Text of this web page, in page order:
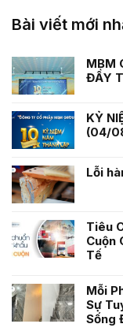
Bài viết mới
MBM
ĐẦY
KỶ
(04/
Lỗi
Tiêu
Cuộn
Tế
Mỗi
Sự
Sống